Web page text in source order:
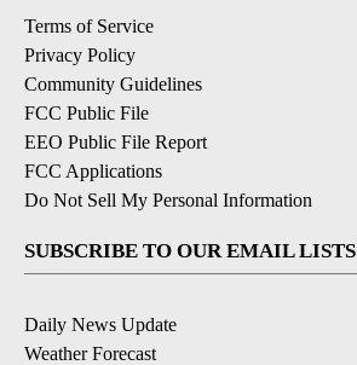
Terms of Service
Privacy Policy
Community Guidelines
FCC Public File
EEO Public File Report
FCC Applications
Do Not Sell My Personal Information
SUBSCRIBE TO OUR EMAIL LISTS
Daily News Update
Weather Forecast